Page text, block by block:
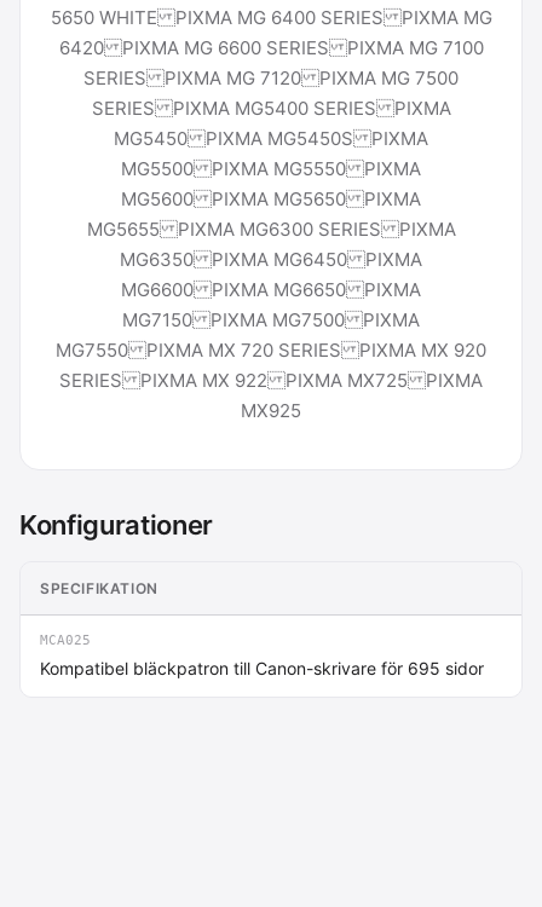
5650 WHITE PIXMA MG 6400 SERIES PIXMA MG
6420 PIXMA MG 6600 SERIES PIXMA MG 7100
SERIES PIXMA MG 7120 PIXMA MG 7500
SERIES PIXMA MG5400 SERIES PIXMA
MG5450 PIXMA MG5450S PIXMA
MG5500 PIXMA MG5550 PIXMA
MG5600 PIXMA MG5650 PIXMA
MG5655 PIXMA MG6300 SERIES PIXMA
MG6350 PIXMA MG6450 PIXMA
MG6600 PIXMA MG6650 PIXMA
MG7150 PIXMA MG7500 PIXMA
MG7550 PIXMA MX 720 SERIES PIXMA MX 920
SERIES PIXMA MX 922 PIXMA MX725 PIXMA
MX925
Konfigurationer
SPECIFIKATION
MCA025
Kompatibel bläckpatron till Canon-skrivare för 695 sidor